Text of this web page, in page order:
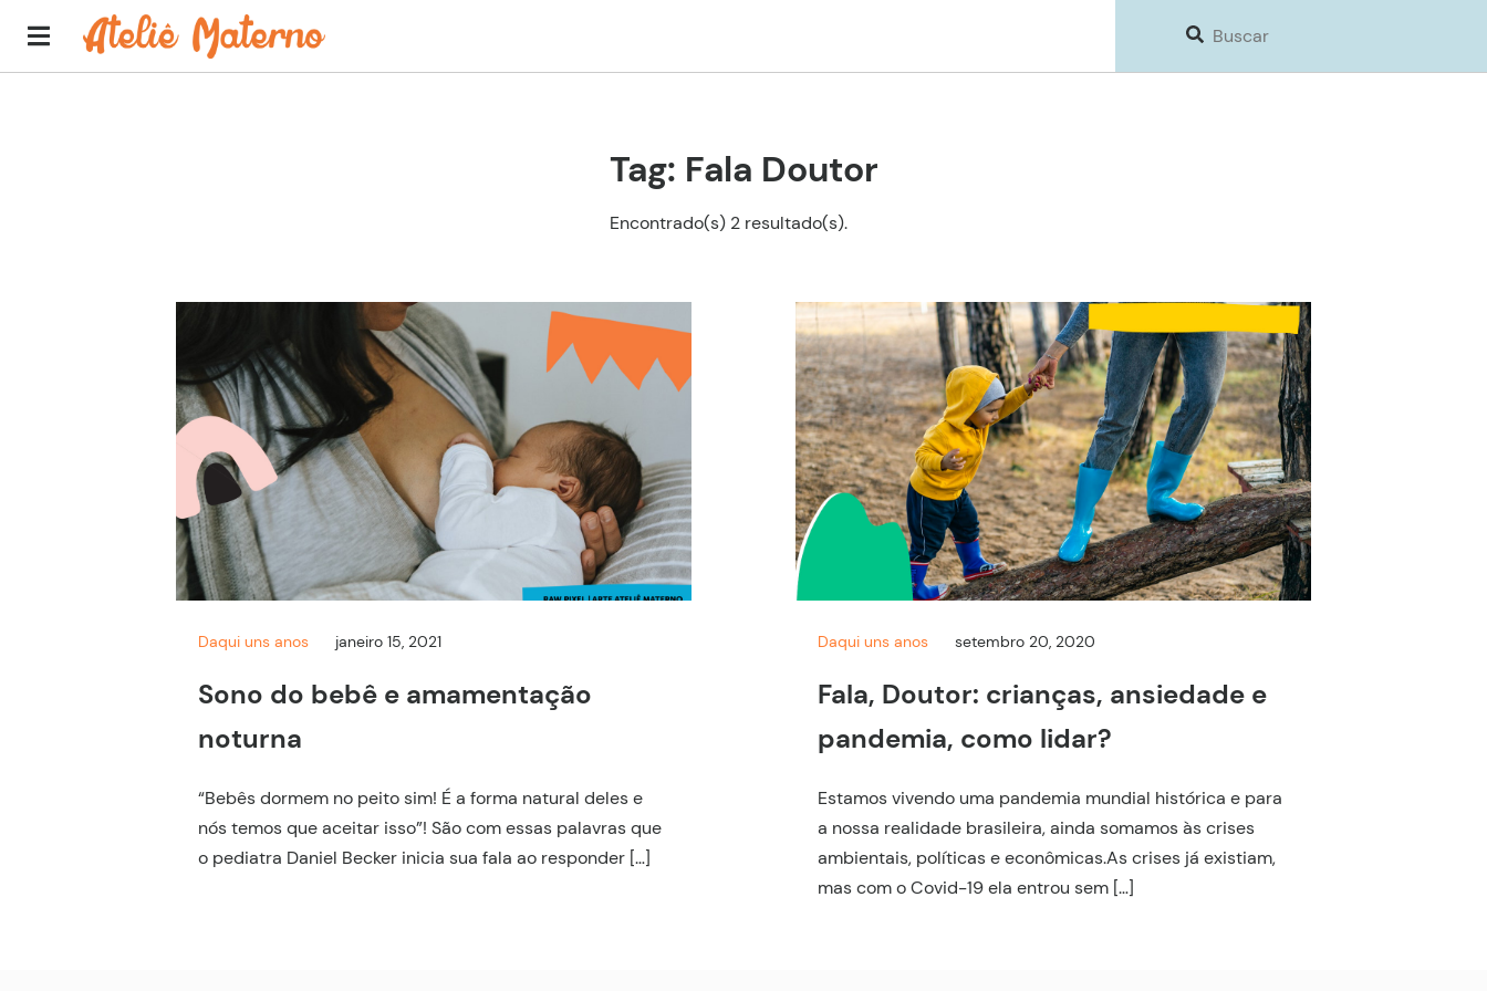
Tag: Fala Doutor
Encontrado(s) 2 resultado(s).
Daqui uns anos janeiro 15, 2021
Sono do bebê e amamentação
noturna
“Bebês dormem no peito sim! É a forma natural deles e
nós temos que aceitar isso”! São com essas palavras que
o pediatra Daniel Becker inicia sua fala ao responder […]
Daqui uns anos setembro 20, 2020
Fala, Doutor: crianças, ansiedade e
pandemia, como lidar?
Estamos vivendo uma pandemia mundial histórica e para
a nossa realidade brasileira, ainda somamos às crises
ambientais, políticas e econômicas.As crises já existiam,
mas com o Covid-19 ela entrou sem […]